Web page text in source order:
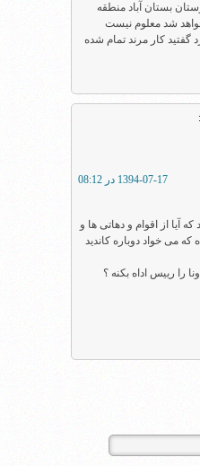
بستان آباد منطقه
شد معلوم نیست
کار مرند تمام شده
1394-07-17 در 08:12
آیا از اقوام و دهاتی ها و
که می خواد دوباره کاندید
را رییس اداه بکنه ؟